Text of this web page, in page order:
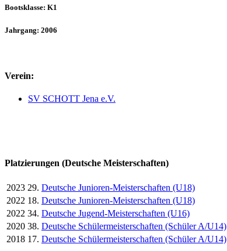
Bootsklasse: K1
Jahrgang: 2006
Verein:
SV SCHOTT Jena e.V.
Platzierungen (Deutsche Meisterschaften)
2023 29. Deutsche Junioren-Meisterschaften (U18)
2022 18. Deutsche Junioren-Meisterschaften (U18)
2022 34. Deutsche Jugend-Meisterschaften (U16)
2020 38. Deutsche Schülermeisterschaften (Schüler A/U14)
2018 17. Deutsche Schülermeisterschaften (Schüler A/U14)